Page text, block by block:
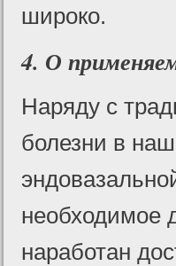
широко.
4. О
Наряду с
болезни в
необходимое
наработан